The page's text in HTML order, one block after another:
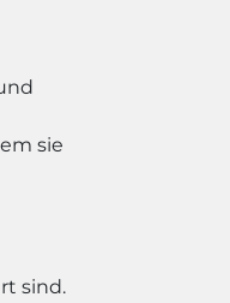
sie
sind.